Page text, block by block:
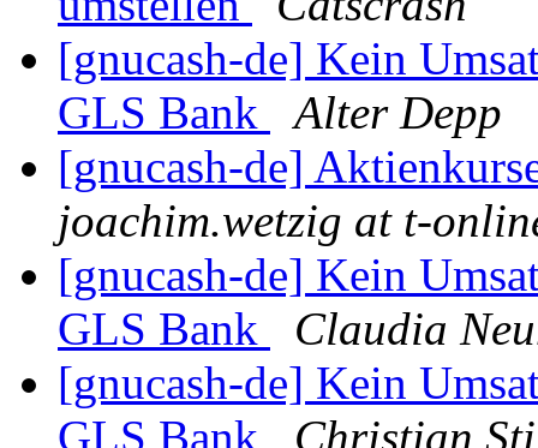
[gnucash-de] Kein
GLS Bank
Alter Depp
[gnucash-de]
joachim.wetzig at t-
[gnucash-de] Kein
GLS Bank
Claudia
[gnucash-de] Kein
GLS Bank
Christian